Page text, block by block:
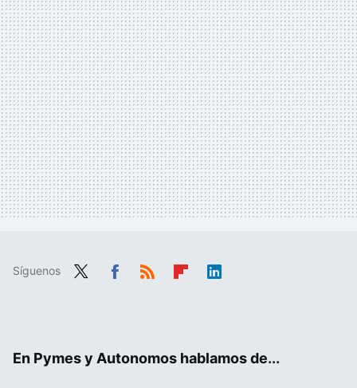
Síguenos
En Pymes y Autonomos hablamos de...